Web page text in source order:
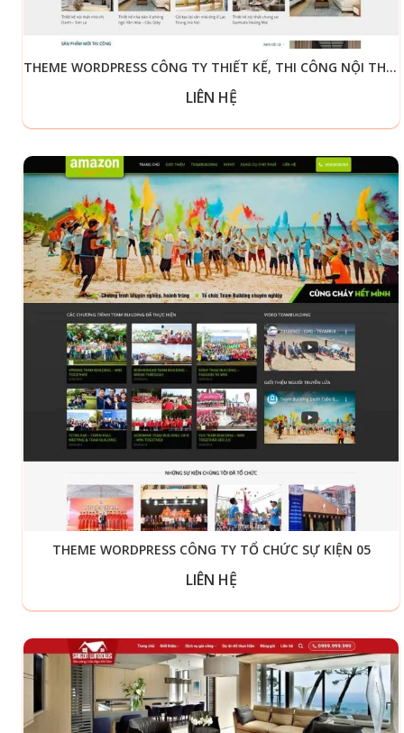
THEME WORDPRESS CÔNG TY THIẾT KẾ, THI CÔNG NỘI THẤT 04
LIÊN HỆ
THEME WORDPRESS CÔNG TY TỔ CHỨC SỰ KIỆN 05
LIÊN HỆ